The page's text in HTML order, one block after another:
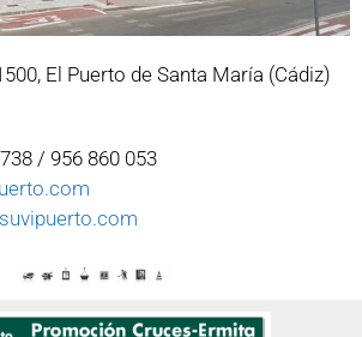
El Puerto de Santa María (Cádiz)
/ 956 860 053